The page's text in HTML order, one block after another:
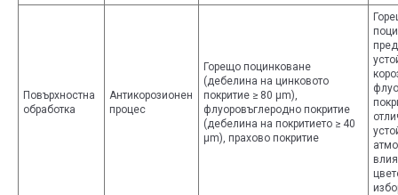
Повърхностна
обработка
Антикорозионен
процес
Горещо поцинковане
(дебелина на цинковото
покритие ≥ 80 μm),
флуоровъглеродно покритие
(дебелина на покритието ≥ 40
μm), прахово покритие